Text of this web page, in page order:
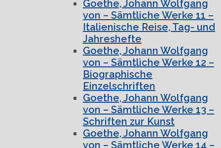
Goethe, Johann Wolfgang
von – Sämtliche Werke 11 –
Italienische Reise, Tag- und
Jahreshefte
Goethe, Johann Wolfgang
von – Sämtliche Werke 12 –
Biographische
Einzelschriften
Goethe, Johann Wolfgang
von – Sämtliche Werke 13 –
Schriften zur Kunst
Goethe, Johann Wolfgang
von – Sämtliche Werke 14 –